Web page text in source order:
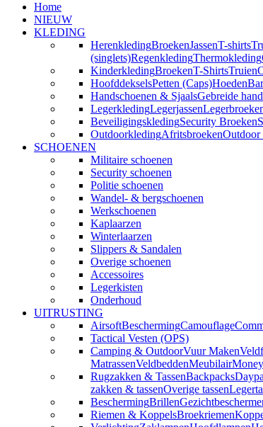
Home
NIEUW
KLEDING
HerenkledingBroekenJassenT-shirts
(singlets)RegenkledingThermokleding
KinderkledingBroekenT-ShirtsTruien
HoofddekselsPetten (Caps)Hoeden
Handschoenen & SjaalsGebreide
LegerkledingLegerjassen
BeveiligingskledingSecurity Broeken
OutdoorkledingAfritsbroekenOutdoor
SCHOENEN
Militaire schoenen
Security schoenen
Politie schoenen
Wandel- & bergschoenen
Werkschoenen
Kaplaarzen
Winterlaarzen
Slippers & Sandalen
Overige schoenen
Accessoires
Legerkisten
Onderhoud
UITRUSTING
AirsoftBeschermingCamouflage
Tactical Vesten (OPS)
Camping & OutdoorVuur Maken
MatrassenVeldbeddenMeubilair
Rugzakken & TassenBackpacks
zakken & tassenOverige tassen
BeschermingBrillen
Riemen & KoppelsBroekriemen